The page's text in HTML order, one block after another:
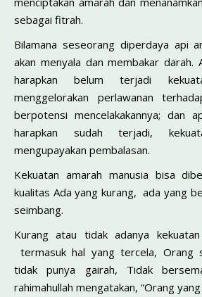
sebagai fitrah.
Bilamana seseorang diperdaya api
akan menyala dan membakar darah.
harapkan belum terjadi
menggelorakan perlawanan
berpotensi mencelakakannya; dan
harapkan sudah terjadi,
mengupayakan pembalasan.
Kekuatan amarah manusia bisa
kualitas Ada yang kurang, ada yang
seimbang.
Kurang atau tidak adanya
termasuk hal yang tercela, Orang
tidak punya gairah, Tidak
rahimahullah mengatakan, “Orang